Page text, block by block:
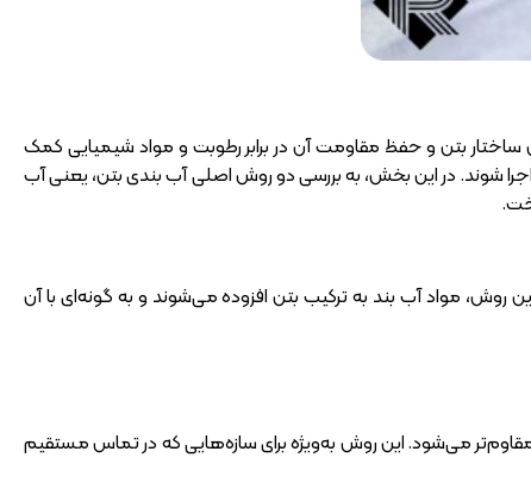
بتن و حفظ مقاومت آن در برابر رطوبت و مواد شیمیایی کمک
شوند. در این بخش، به بررسی دو روش اصلی آب بندی بتن، یعنی آب
روش، مواد آب بند به ترکیب بتن افزوده می‌شوند و به گونه‌ای با آن
مقاوم‌تر می‌شود. این روش به‌ویژه برای سازه‌هایی که در تماس مستقیم